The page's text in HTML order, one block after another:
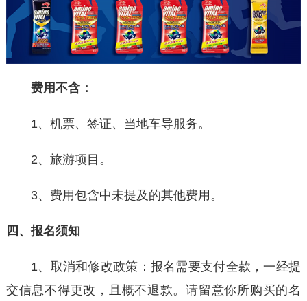
费用不含：
1、机票、签证、当地车导服务。
2、旅游项目。
3、费用包含中未提及的其他费用。
四、报名须知
1、取消和修改政策：报名需要支付全款，一经提
交信息不得更改，且概不退款。请留意你所购买的名